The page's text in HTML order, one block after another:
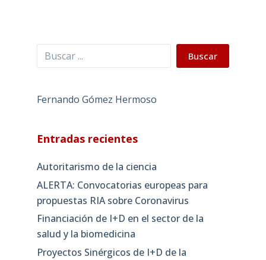
Buscar Buscar
Fernando Gómez Hermoso
Entradas recientes
Autoritarismo de la ciencia
ALERTA: Convocatorias europeas para
propuestas RIA sobre Coronavirus
Financiación de I+D en el sector de la
salud y la biomedicina
Proyectos Sinérgicos de I+D de la